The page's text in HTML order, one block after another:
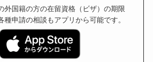
外国籍の方の在留資格（ビザ）の期限
種申請の相談もアプリから可能です。